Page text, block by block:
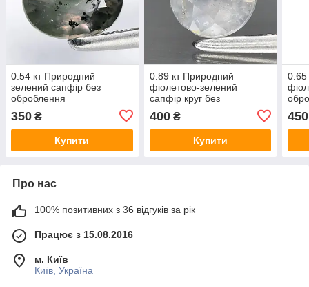
0.54 кт Природний
зелений сапфір без
оброблення
350 ₴
Купити
0.89 кт Природний
фіолетово-зелений
сапфір круг без
400₴
Купити
0.65
450
Про нас
100% позитивних з 36 відгуків за рік
Працює з 15.08.2016
м. Київ
Київ, Україна